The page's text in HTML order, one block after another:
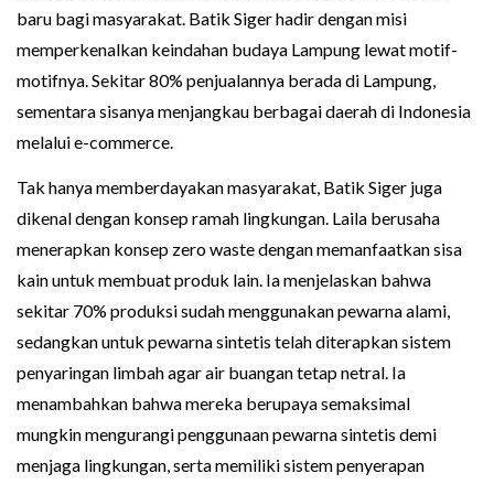
baru bagi masyarakat. Batik Siger hadir dengan misi
memperkenalkan keindahan budaya Lampung lewat motif-
motifnya. Sekitar 80% penjualannya berada di Lampung,
sementara sisanya menjangkau berbagai daerah di Indonesia
melalui e-commerce.
Tak hanya memberdayakan masyarakat, Batik Siger juga
dikenal dengan konsep ramah lingkungan. Laila berusaha
menerapkan konsep zero waste dengan memanfaatkan sisa
kain untuk membuat produk lain. Ia menjelaskan bahwa
sekitar 70% produksi sudah menggunakan pewarna alami,
sedangkan untuk pewarna sintetis telah diterapkan sistem
penyaringan limbah agar air buangan tetap netral. Ia
menambahkan bahwa mereka berupaya semaksimal
mungkin mengurangi penggunaan pewarna sintetis demi
menjaga lingkungan, serta memiliki sistem penyerapan